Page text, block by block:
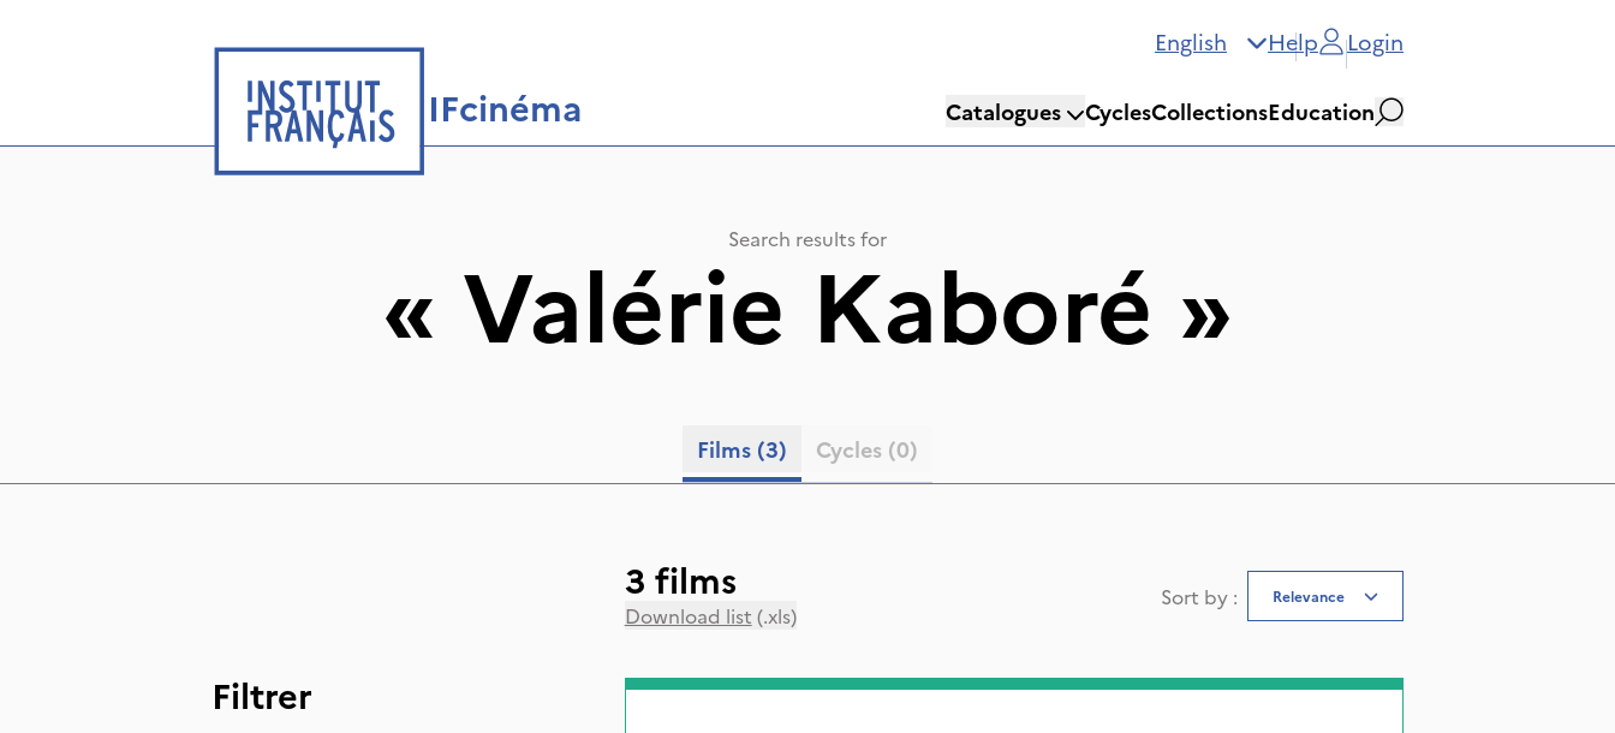
English Help Login
IFcinéma Catalogues CyclesCollectionsEducation
Search
Search results for
« Valérie Kaboré »
Films (3) Cycles (0)
Filtrer
3 films
Download list (.xls)
Sort by : Relevance